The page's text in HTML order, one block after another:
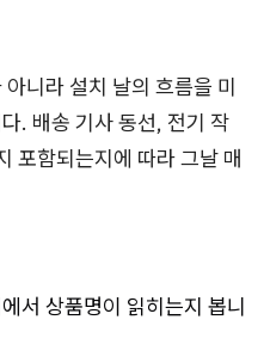
니라 설치 날의 흐름을 미
. 배송 기사 동선, 전기 작
포함되는지에 따라 그날 매
서 상품명이 읽히는지 봅니